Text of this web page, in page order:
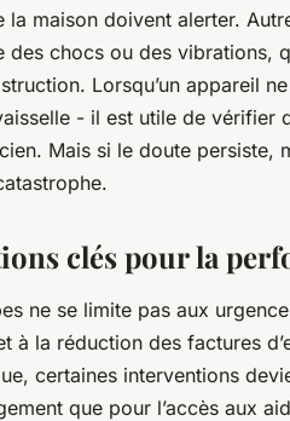
la maison doivent alerter.
des chocs ou des vibrations,
Lorsqu’un appareil
- il est utile de vérifier
Mais si le doute
clés pour la
ne se limite pas aux
à la réduction des factures
certaines interventions
que pour l’accès aux